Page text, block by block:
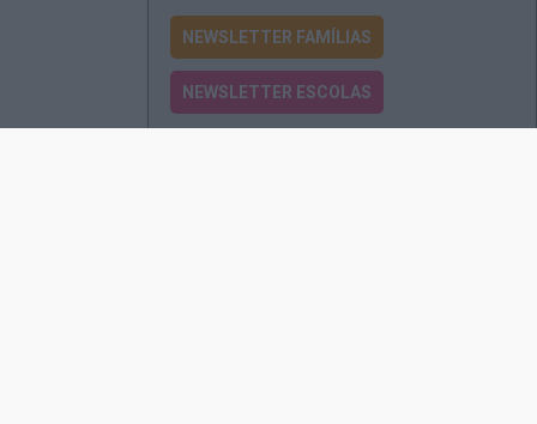
NEWSLETTER FAMÍLIAS
NEWSLETTER ESCOLAS